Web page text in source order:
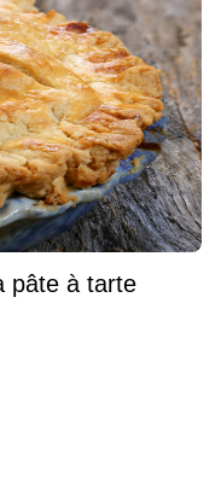
pâte à tarte